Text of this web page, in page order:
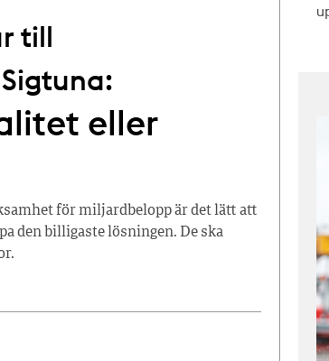
till
eller
för miljardbelopp är det lätt att
den billigaste lösningen. De ska